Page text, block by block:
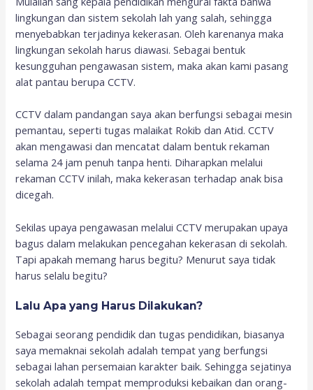
lingkungan dan sistem sekolah lah yang salah, sehingga
menyebabkan terjadinya kekerasan. Oleh karenanya maka
lingkungan sekolah harus diawasi. Sebagai bentuk
kesungguhan pengawasan sistem, maka akan kami pasang
alat pantau berupa CCTV.
CCTV dalam pandangan saya akan berfungsi sebagai mesin
pemantau, seperti tugas malaikat Rokib dan Atid. CCTV
akan mengawasi dan mencatat dalam bentuk rekaman
selama 24 jam penuh tanpa henti. Diharapkan melalui
rekaman CCTV inilah, maka kekerasan terhadap anak bisa
dicegah.
Sekilas upaya pengawasan melalui CCTV merupakan upaya
bagus dalam melakukan pencegahan kekerasan di sekolah.
Tapi apakah memang harus begitu? Menurut saya tidak
harus selalu begitu?
Lalu Apa yang Harus Dilakukan?
Sebagai seorang pendidik dan tugas pendidikan, biasanya
saya memaknai sekolah adalah tempat yang berfungsi
sebagai lahan persemaian karakter baik. Sehingga sejatinya
sekolah adalah tempat memproduksi kebaikan dan orang-